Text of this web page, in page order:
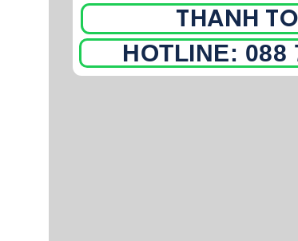
THANH
HOTLINE: 088